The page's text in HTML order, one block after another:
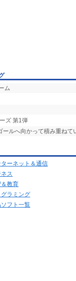
ム
ズ 第1弾
ルへ向かって積み重ねて
ターネット＆通信
ネス
教育
グラミング
フト一覧